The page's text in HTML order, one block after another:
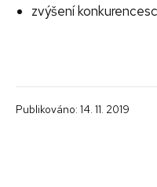
zvýšení
Publikováno: 14. 11. 2019